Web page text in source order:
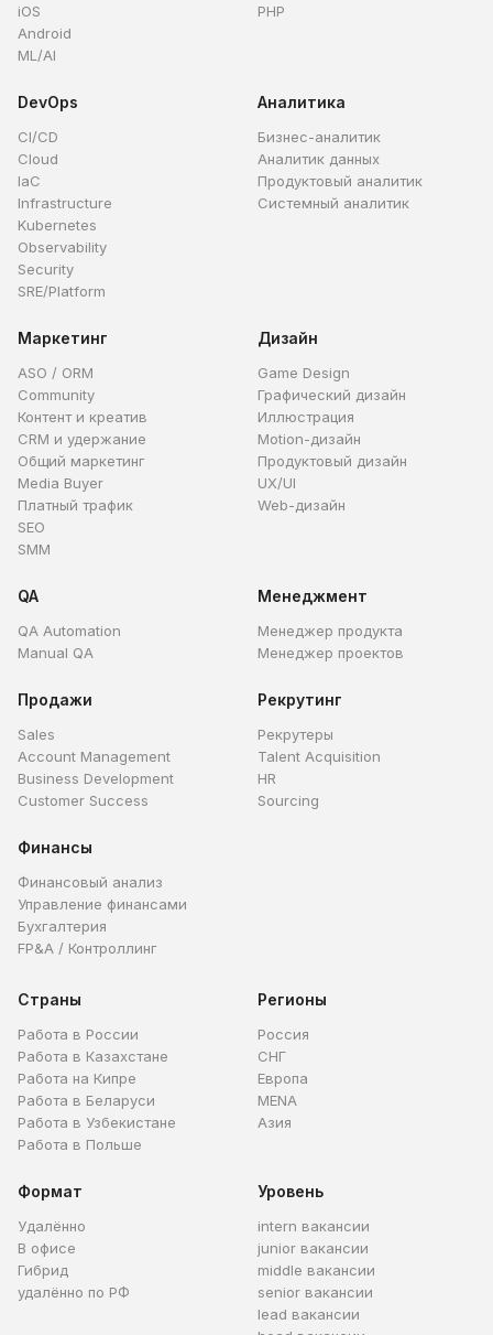
iOS
Android
ML/AI
PHP
DevOps
CI/CD
Cloud
IaC
Infrastructure
Kubernetes
Observability
Security
SRE/Platform
Аналитика
Бизнес-аналитик
Аналитик данных
Продуктовый аналитик
Системный аналитик
Маркетинг
ASO / ORM
Community
Контент и креатив
CRM и удержание
Общий маркетинг
Media Buyer
Платный трафик
SEO
SMM
Дизайн
Game Design
Графический дизайн
Иллюстрация
Motion-дизайн
Продуктовый дизайн
UX/UI
Web-дизайн
QA
QA Automation
Manual QA
Менеджмент
Менеджер продукта
Менеджер проектов
Продажи
Sales
Account Management
Business Development
Customer Success
Рекрутинг
Рекрутеры
Talent Acquisition
HR
Sourcing
Финансы
Финансовый анализ
Управление финансами
Бухгалтерия
FP&A / Контроллинг
Страны
Работа в России
Работа в Казахстане
Работа на Кипре
Работа в Беларуси
Работа в Узбекистане
Работа в Польше
Регионы
Россия
СНГ
Европа
MENA
Азия
Формат
Удалённо
В офисе
Гибрид
удалённо по РФ
Уровень
intern вакансии
junior вакансии
middle вакансии
senior вакансии
lead вакансии